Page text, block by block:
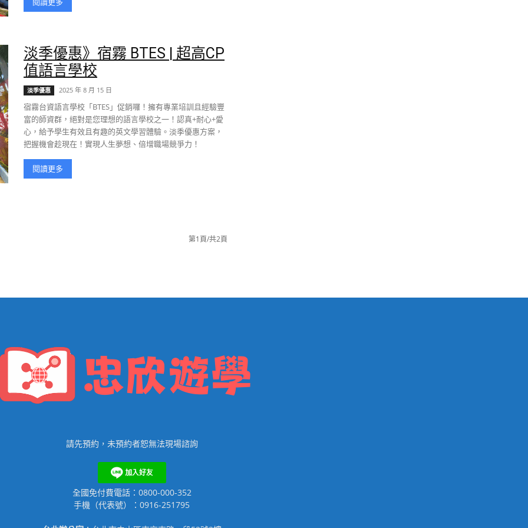
閱讀更多
淡季優惠》宿霧 BTES | 超高CP
值語言學校
淡季優惠 2025 年 8 月 15 日
宿霧台資語言學校「BTES」促銷囉！擁有專業培訓且經驗豐
富的師資群，絕對是您理想的語言學校之一！認真+耐心+愛
心，給予學生有效且有趣的英文學習體驗。淡季優惠方案，
把握機會趁現在！實現人生夢想、倍增職場競爭力！
閱讀更多
第1頁/共2頁
請先預約，未預約者恕無法現場諮詢
全國免付費電話：0800-000-352
手機（代表號）：0916-251795